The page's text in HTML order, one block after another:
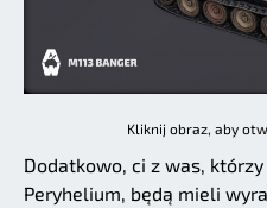
Kliknij obraz, aby
Dodatkowo, ci z was,
Peryhelium, będą mieli